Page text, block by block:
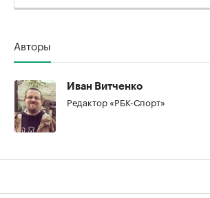
Авторы
Иван Витченко
Редактор «РБК-Спорт»